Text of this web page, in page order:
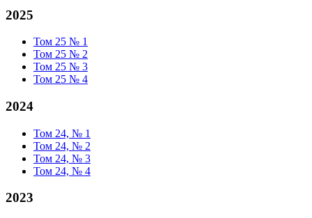
2025
Том 25 № 1
Том 25 № 2
Том 25 № 3
Том 25 № 4
2024
Том 24, № 1
Том 24, № 2
Том 24, № 3
Том 24, № 4
2023